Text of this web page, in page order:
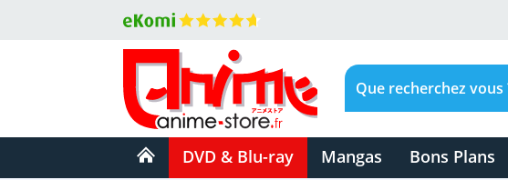
DVD & Blu-ray Mangas Bons Plans